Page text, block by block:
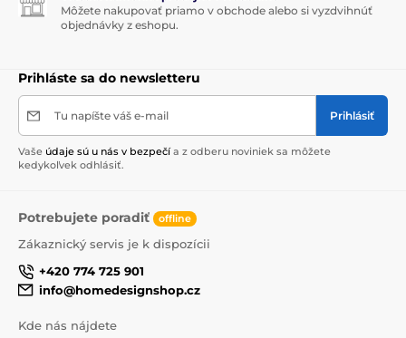
Môžete nakupovať priamo v obchode alebo si vyzdvihnúť
objednávky z eshopu.
Prihláste sa do newsletteru
Tu napíšte váš e-mail Prihlásiť
Vaše údaje sú u nás v bezpečí a z odberu noviniek sa môžete
kedykoľvek odhlásiť.
Potrebujete poradiť offline
Zákaznický servis je k dispozícii
+420 774 725 901
info@homedesignshop.cz
Kde nás nájdete